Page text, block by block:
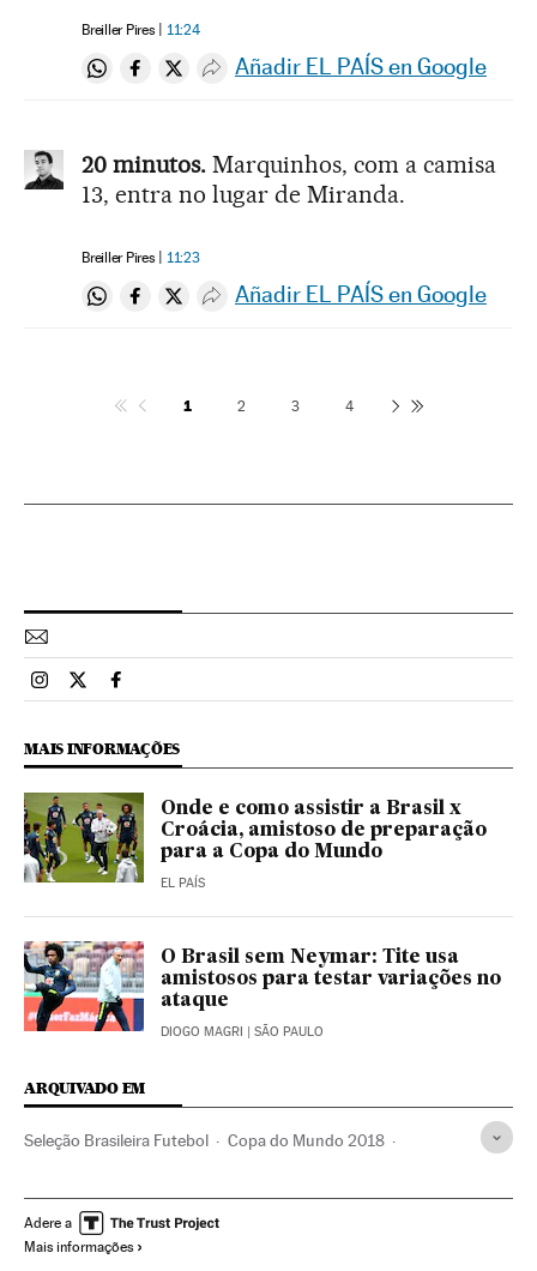
Breiller Pires 11:24
Compartir en Whatsapp
Compartir en Facebook
Compartir en Twitter
Desplegar Redes Sociales
Añadir EL PAÍS en Google
20 minutos. Marquinhos, com a camisa
13, entra no lugar de Miranda.
Breiller Pires 11:23
Compartir en Whatsapp
Compartir en Facebook
Compartir en Twitter
Desplegar Redes Sociales
Añadir EL PAÍS en Google
1 2 3 4
Esportes El País Brasil en Instagram
Esportes El País Brasil en Twitter
Esportes El País Brasil en Facebook
MAIS INFORMAÇÕES
Onde e como assistir a Brasil x
Croácia, amistoso de preparação
para a Copa do Mundo
EL PAÍS
O Brasil sem Neymar: Tite usa
amistosos para testar variações no
ataque
DIOGO MAGRI | SÃO PAULO
ARQUIVADO EM
Seleção Brasileira Futebol Copa do Mundo 2018
Adenor Bacchi 'Tite' Liverpool
Roberto Firmino
Adere a
Mais informações